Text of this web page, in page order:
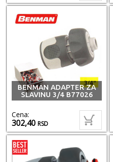
BENMAN ADAPTER ZA
SLAVINU 3/4 B77026
Cena:
302,40RSD